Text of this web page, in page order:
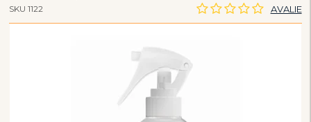
SKU 1122 AVALIE